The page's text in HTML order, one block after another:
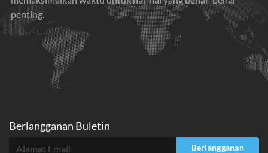
penting.
Berlangganan Buletin
Berlangganan